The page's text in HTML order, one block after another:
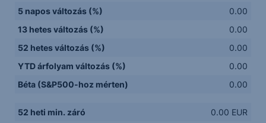
5 napos változás (%)
0.00
13 hetes változás (%)
0.00
52 hetes változás (%)
0.00
YTD árfolyam változás (%)
0.00
Béta (S&P500-hoz mérten)
0.00
52 heti min. záró
0.00 EUR